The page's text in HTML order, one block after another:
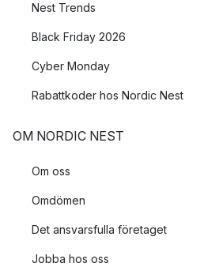
Nest Trends
Black Friday 2026
Cyber Monday
Rabattkoder hos Nordic Nest
OM NORDIC NEST
Om oss
Omdömen
Det ansvarsfulla företaget
Jobba hos oss